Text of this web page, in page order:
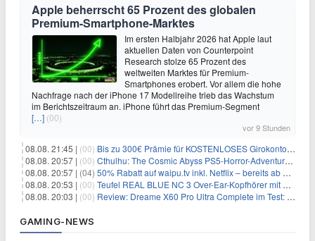
Apple beherrscht 65 Prozent des globalen
Premium-Smartphone-Marktes
Im ersten Halbjahr 2026 hat Apple laut
aktuellen Daten von Counterpoint
Research stolze 65 Prozent des
weltweiten Marktes für Premium-
Smartphones erobert. Vor allem die hohe
Nachfrage nach der iPhone 17 Modellreihe trieb das Wachstum
im Berichtszeitraum an. iPhone führt das Premium-Segment
[…] (00)
vor 9 Stunden
08.08. 21:45 | (00) Bis zu 300€ Prämie für KOSTENLOSES Girokonto bei der Santander – 50€ schon nach 1 Woche!
08.08. 20:57 | (00) Cthulhu: The Cosmic Abyss PS5-Horror-Adventure für 27,99€
08.08. 20:57 | (04) 50% Rabatt auf waipu.tv inkl. Netflix – bereits ab 9€/Monat (statt 17,99€)
08.08. 20:53 | (00) Teufel REAL BLUE NC 3 Over-Ear-Kopfhörer mit ANC für 149,99€
08.08. 20:03 | (00) Review: Dreame X60 Pro Ultra Complete im Test: 42.000 Pa, 100 °C Moppwäsche & erstaunlich viel Technik in nur 8,9 cm Höhe
GAMING-NEWS